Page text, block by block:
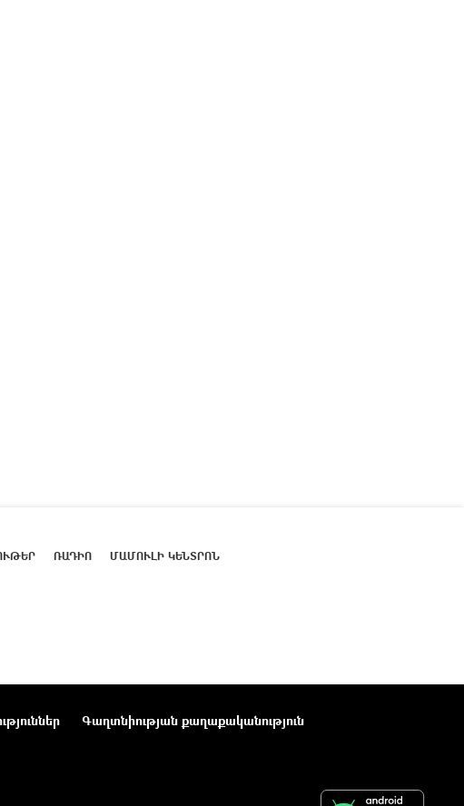
ՌԱԴԻՈ ՄԱՄՈՒԼԻ ԿԵՆՏՐՈՆ
Գաղտնիության քաղաքականություն